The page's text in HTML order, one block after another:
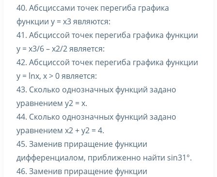
40. Абсциссами точек перегиба графика
функции y = x3 являются:
41. Абсциссой точек перегиба графика функции
y = x3/6 – x2/2 является:
42. Абсциссой точек перегиба графика функции
y = lnx, x > 0 является:
43. Сколько однозначных функций задано
уравнением y2 = x.
44. Сколько однозначных функций задано
уравнением x2 + y2 = 4.
45. Заменив приращение функции
дифференциалом, приближенно найти sin31°.
46. Заменив приращение функции